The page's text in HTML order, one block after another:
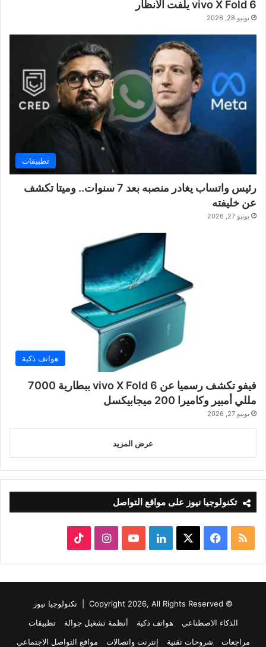
vivo X Fold 6 يلفت الأنظار
يونيو 28, 2026
تطبيقات
رئيس واتساب يغادر منصبه بعد 7 سنوات.. وميتا تكشف
عن خليفته
يونيو 27, 2026
هواتف ذكية
فيفو تكشف رسميا عن vivo X Fold 6 ببطارية 7000
مللي أمبير وكاميرا 200 ميجابيكسل
يونيو 27, 2026
عرض المزيد
تكنولوجيا نيوز على مواقع التواصل
ملخص
الموقع
RSS
فيسبوك لينكدإن‫YouTubeانستقرام
© Copyright 2026, All Rights Reserved |
تكنولوجيا نيوز
الذكاء الاصطناعي
هواتف ذكية أنظمة تشغيل جوالة
تطبيقات
مراجعات
شروحات تقنية إنترنت واتصالات مواقع التواصل الاجتماعي